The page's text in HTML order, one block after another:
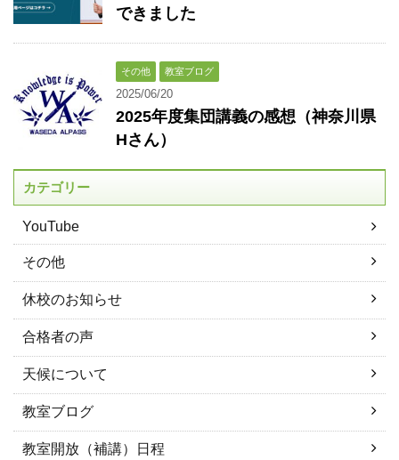
できました
その他 教室ブログ
2025/06/20
2025年度集団講義の感想（神奈川県
Hさん）
カテゴリー
YouTube
その他
休校のお知らせ
合格者の声
天候について
教室ブログ
教室開放（補講）日程